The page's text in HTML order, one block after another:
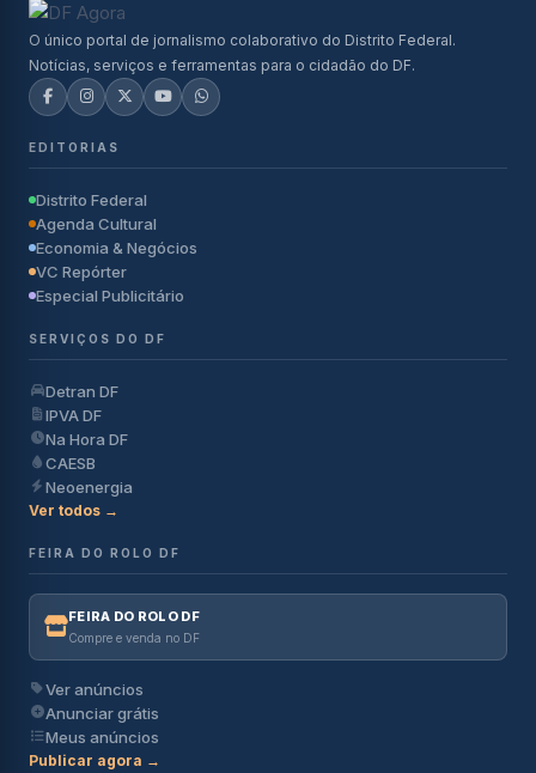
O único portal de jornalismo colaborativo do Distrito Federal.
Notícias, serviços e ferramentas para o cidadão do DF.
EDITORIAS
Distrito Federal
Agenda Cultural
Economia & Negócios
VC Repórter
Especial Publicitário
SERVIÇOS DO DF
Detran DF
IPVA DF
Na Hora DF
CAESB
Neoenergia
Ver todos →
FEIRA DO ROLO DF
FEIRA DO ROLO DF
Compre e venda no DF
Ver anúncios
Anunciar grátis
Meus anúncios
Publicar agora →